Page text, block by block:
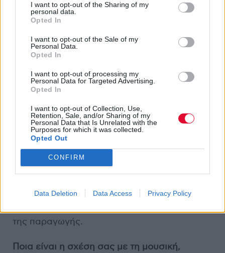
I want to opt-out of the Sharing of my
personal data.
Opted In
I want to opt-out of the Sale of my
Personal Data.
Opted In
I want to opt-out of processing my
Personal Data for Targeted Advertising.
Opted In
I want to opt-out of Collection, Use,
Retention, Sale, and/or Sharing of my
Personal Data that Is Unrelated with the
Purposes for which it was collected.
Opted Out
CONFIRM
Data Deletion Data Access Privacy Policy
Το γεγονός πως αναλαμβάνετε τριπλό ρόλο
(σκηνοθέτης, σεναριογράφος, παραγωγός)
σιγουριά για το αποτέλεσμα της δουλειάς
σας ή θα προτιμούσατε μελλοντικά να
ασχοληθείτε περισσότερο με
έναν συγκεκριμένο τομέα;Αυτό είναι ένα
αναγκαίο κακό που το συνηθίζεις κάποια
στιγμή. Δεδομένου ότι στην Ελλάδα σε indie
και μικρές παραγωγές ο σκηνοθέτης
αναλαμβάνει πολλαπλούς ρόλους όχι μόνο
στο ντοκιμαντέρ αλλά και σε άλλα μέσα το
συνηθίζεις.Όχι, δεν θα ήθελα να τα
αναλαμβάνω όλα, αλλά άμα θες να κάνεις
ευθύνες. Στο μέλλον ίσως θα ήθελα να
της παραγωγής.
Ποια είναι η σχέση σας με τη μουσική,